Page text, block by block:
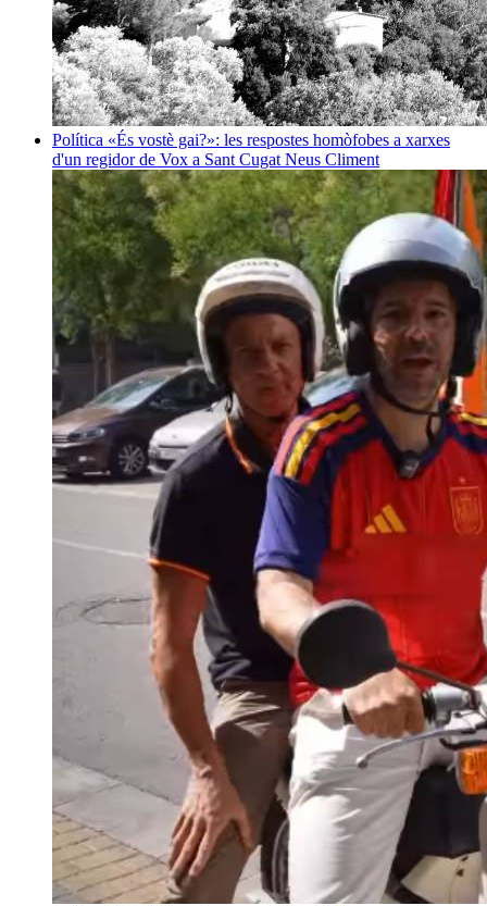
Política «És vostè gai?»: les respostes homòfobes a xarxes
d'un regidor de Vox a Sant Cugat Neus Climent